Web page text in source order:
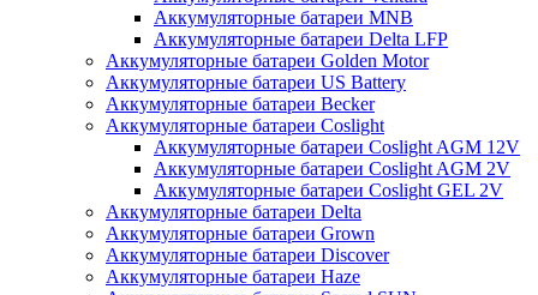
Аккумуляторные батареи MNB
Аккумуляторные батареи Delta LFP
Аккумуляторные батареи Golden Motor
Аккумуляторные батареи US Battery
Аккумуляторные батареи Becker
Аккумуляторные батареи Coslight
Аккумуляторные батареи Coslight AGM 12V
Аккумуляторные батареи Coslight AGM 2V
Аккумуляторные батареи Coslight GEL 2V
Аккумуляторные батареи Delta
Аккумуляторные батареи Grown
Аккумуляторные батареи Discover
Аккумуляторные батареи Haze